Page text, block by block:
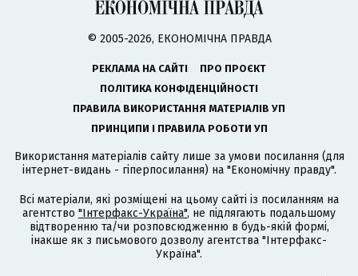
© 2005-2026, ЕКОНОМІЧНА ПРАВДА
РЕКЛАМА НА САЙТІ
ПРО ПРОЄКТ
ПОЛІТИКА КОНФІДЕНЦІЙНОСТІ
ПРАВИЛА ВИКОРИСТАННЯ МАТЕРІАЛІВ УП
ПРИНЦИПИ І ПРАВИЛА РОБОТИ УП
Використання матеріалів сайту лише за умови посилання (для
інтернет-видань - гіперпосилання) на "Економічну правду".
Всі матеріали, які розміщені на цьому сайті із посиланням на
агентство "Інтерфакс-Україна", не підлягають подальшому
відтворенню та/чи розповсюдженню в будь-якій формі,
інакше як з письмового дозволу агентства "Інтерфакс-
Україна".